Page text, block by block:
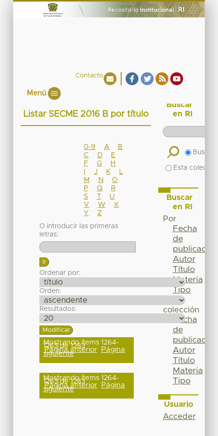
Contacto
Menú
Listar SECME 2016 B por título
0-9 A
B
C
D
E
F
G
H
J K
M
N
O
P
Q
R
S
T
U
V
W
X
Y
Z
O introducir las primeras
letras:
Ordenar por:
Orden:
Resultados:
Mostrando ítems 1264-
1263 de 1283
Página anterior Página
siguiente
Mostrando ítems 1264-
1263 de 1283
Página anterior Página
siguiente
Buscar
en RI
Buscar
Esta
Buscar
en RI
Por
Fecha
de
publicación
Autor
Título
Materia
Tipo
colección
Fecha
de
publicación
Autor
Título
Materia
Tipo
Usuario
Acceder